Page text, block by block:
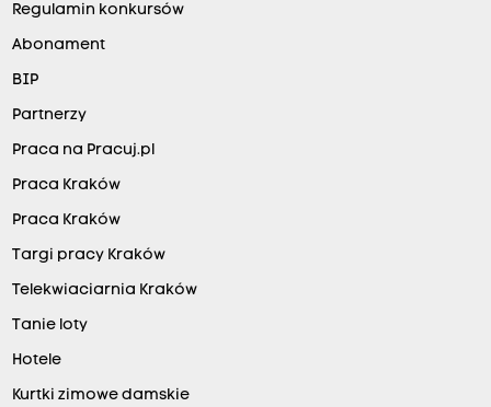
Regulamin konkursów
Abonament
BIP
Partnerzy
Praca na Pracuj.pl
Praca Kraków
Praca Kraków
Targi pracy Kraków
Telekwiaciarnia Kraków
Tanie loty
Hotele
Kurtki zimowe damskie